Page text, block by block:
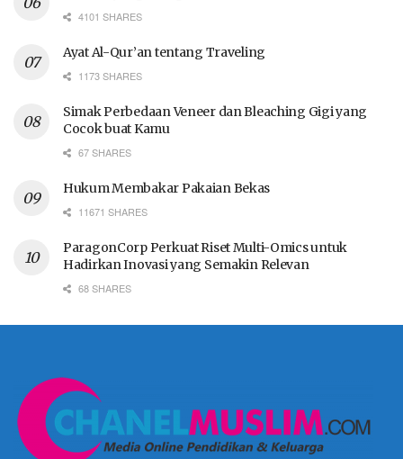
4101 SHARES
Ayat Al-Qur’an tentang Traveling
1173 SHARES
Simak Perbedaan Veneer dan Bleaching Gigi yang
Cocok buat Kamu
67 SHARES
Hukum Membakar Pakaian Bekas
11671 SHARES
ParagonCorp Perkuat Riset Multi-Omics untuk
Hadirkan Inovasi yang Semakin Relevan
68 SHARES